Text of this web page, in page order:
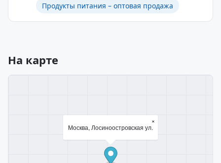
Продукты питания – оптовая продажа
На карте
Москва, Лосиноостровская ул.
×